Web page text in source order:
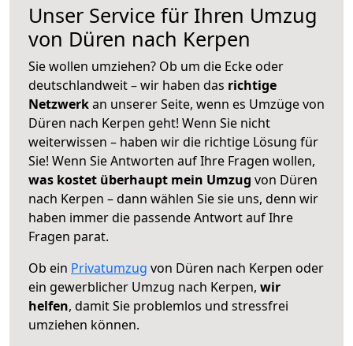
Unser Service für Ihren Umzug
von Düren nach Kerpen
Sie wollen umziehen? Ob um die Ecke oder
deutschlandweit – wir haben das richtige
Netzwerkan unserer Seite, wenn es Umzüge von
Düren nach Kerpen geht! Wenn Sie nicht
weiterwissen – haben wir die richtige Lösung für
Sie! Wenn Sie Antworten auf Ihre Fragen wollen,
was kostet überhaupt mein Umzug von Düren
nach Kerpen – dann wählen Sie sie uns, denn wir
haben immer die passende Antwort auf Ihre
Fragen parat.
Ob ein Privatumzug von Düren nach Kerpen oder
ein gewerblicher Umzug nach Kerpen, wir
helfen, damit Sie problemlos und stressfrei
umziehen können.